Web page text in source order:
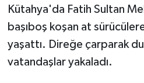
​Kütahya'da Fatih Sultan
başıboş koşan at
yaşattı. Direğe çarparak
vatandaşlar yakaladı.
Teknoloji